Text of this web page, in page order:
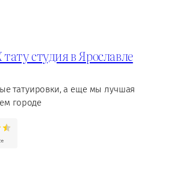
тату студия в Ярославле
татуировки, а еще мы лучшая
городе